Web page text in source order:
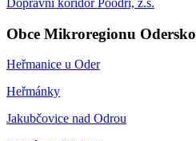
Dopravní koridor Poodří, z.s.
Obce Mikroregionu Odersko
Heřmanice u Oder
Heřmánky
Jakubčovice nad Odrou